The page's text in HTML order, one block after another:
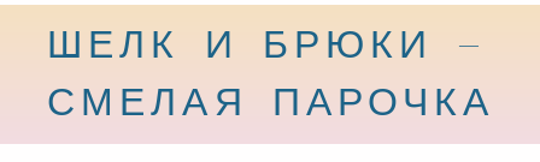
ШЕЛК И БРЮКИ –
СМЕЛАЯ ПАРОЧКА